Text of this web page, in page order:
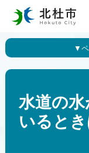
水道の
いると